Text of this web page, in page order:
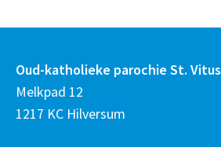
Oud-katholieke parochie St. Vitus
Melkpad 12
1217 KC Hilversum